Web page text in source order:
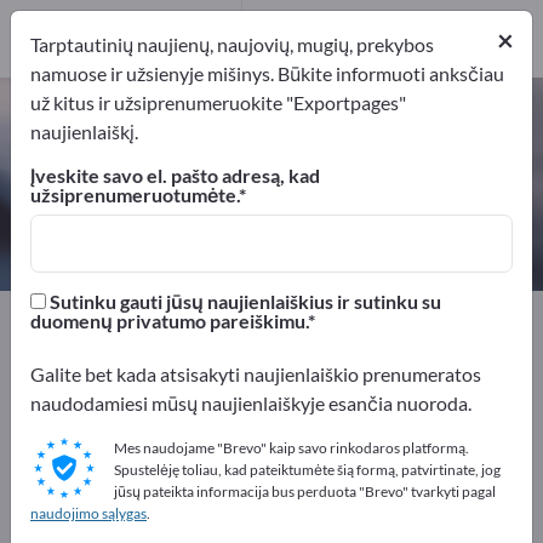
Polipropenas (PP) ( 9003-07-0
raskite gamintojus ir tiekėjus
Eksportuotojai Gamintojai
Gamintojai4
Exportpages Chemija ir farmacija
Reklamuokitės nemokamai
Exportpages!
Poreikiai – Pasiūlymai – Naudotos prekės – Verslo
kontaktai >> pradėkite čia
×
Tarptautinių naujienų, naujovių, mugių, prekybos
namuose ir užsienyje mišinys. Būkite informuoti anksčiau
už kitus ir užsiprenumeruokite "Exportpages"
naujienlaiškį.
Įveskite savo el. pašto adresą, kad
užsiprenumeruotumėte.
Sutinku gauti jūsų naujienlaiškius ir sutinku su
duomenų privatumo pareiškimu.
Galite bet kada atsisakyti naujienlaiškio prenumeratos
naudodamiesi mūsų naujienlaiškyje esančia nuoroda.
Mes naudojame "Brevo" kaip savo rinkodaros platformą.
Spustelėję toliau, kad pateiktumėte šią formą, patvirtinate, jog
jūsų pateikta informacija bus perduota "Brevo" tvarkyti pagal
naudojimo sąlygas.